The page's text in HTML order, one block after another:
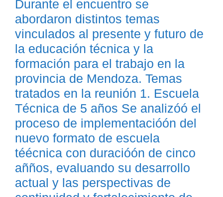
Durante el encuentro se
abordaron distintos temas
vinculados al presente y futuro de
la educación técnica y la
formación para el trabajo en la
provincia de Mendoza. Temas
tratados en la reunión 1. Escuela
Técnica de 5 años Se analizóó el
proceso de implementacióón del
nuevo formato de escuela
téécnica con duracióón de cinco
añños, evaluando su desarrollo
actual y las perspectivas de